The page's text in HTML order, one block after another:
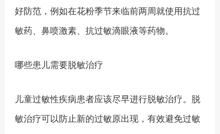
好防范，例如在花粉季节来临前两周就使用抗过
敏药、鼻喷激素、抗过敏滴眼液等药物。
哪些患儿需要脱敏治疗
儿童过敏性疾病患者应该尽早进行脱敏治疗。脱
敏治疗可以防止新的过敏原出现，有效避免过敏